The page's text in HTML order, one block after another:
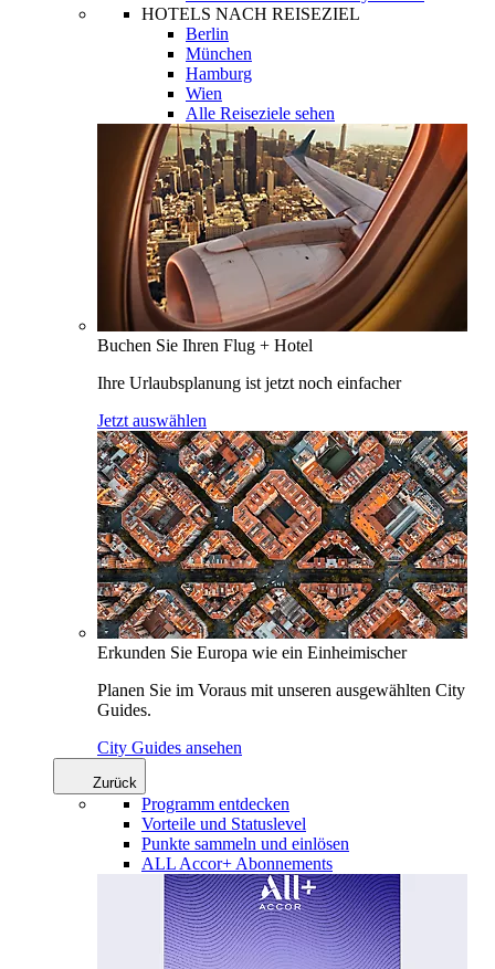
HOTELS NACH REISEZIEL
Berlin
München
Hamburg
Wien
Alle Reiseziele sehen
Buchen Sie Ihren Flug + Hotel
Ihre Urlaubsplanung ist jetzt noch einfacher
Jetzt auswählen
Erkunden Sie Europa wie ein Einheimischer
Planen Sie im Voraus mit unseren ausgewählten City
Guides.
City Guides ansehen
Zurück
Programm entdecken
Vorteile und Statuslevel
Punkte sammeln und einlösen
ALL Accor+ Abonnements